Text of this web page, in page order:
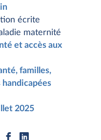
écrite
maternité
et accès aux
familles,
2025